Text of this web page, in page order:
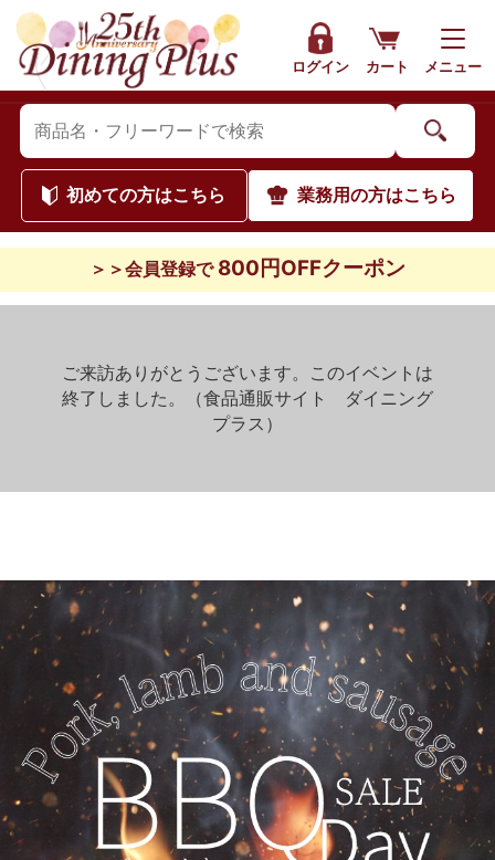
ログイン カート メニュー
初めての方はこちら 業務用の方はこちら
＞＞会員登録で 800円OFFクーポン
ご来訪ありがとうございます。このイベントは
終了しました。（食品通販サイト ダイニング
プラス）